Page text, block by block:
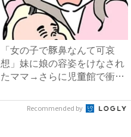
「女の子で豚鼻なんて可哀
想」妹に娘の容姿をけなされ
たママ→さらに児童館で衝撃
Recommended by